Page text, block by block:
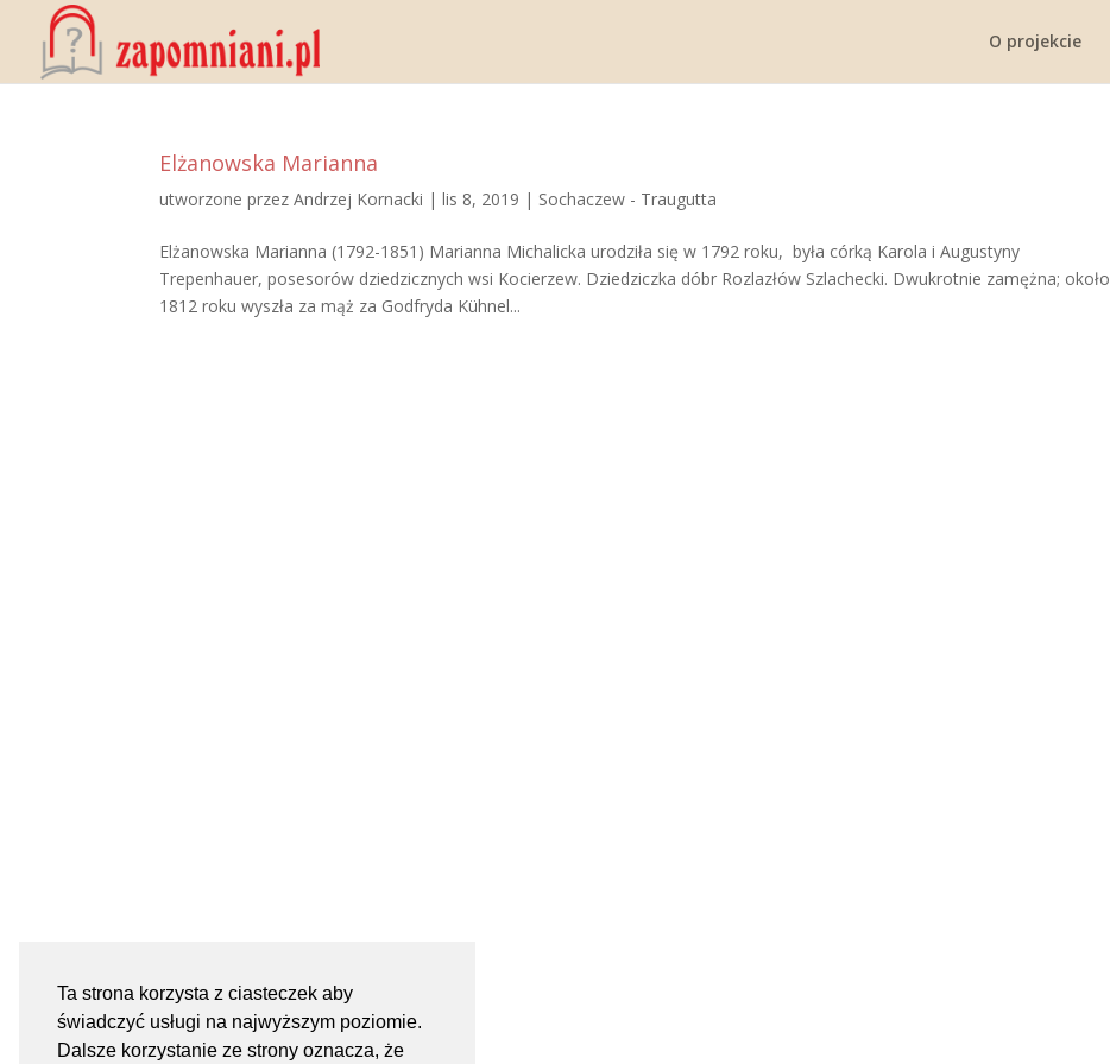
Ta strona korzysta z ciasteczek aby
świadczyć usługi na najwyższym poziomie.
Dalsze korzystanie ze strony oznacza, że
O projekcie
Elżanowska Marianna
utworzone przezAndrzej Kornacki |lis 8, 2019 | Sochaczew - Traugutta
Elżanowska Marianna (1792-1851) Marianna Michalicka urodziła się w 1792 roku, była córką Karola i Augustyny
Trepenhauer, posesorów dziedzicznych wsi Kocierzew. Dziedziczka dóbr Rozlazłów Szlachecki. Dwukrotnie zamężna; około
1812 roku wyszła za mąż za Godfryda Kühnel...